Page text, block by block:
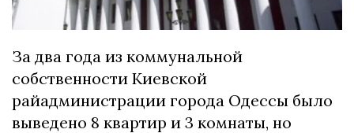
За два года из коммунальной
собственности Киевской
райадминистрации города Одессы было
выведено 8 квартир и 3 комнаты, но